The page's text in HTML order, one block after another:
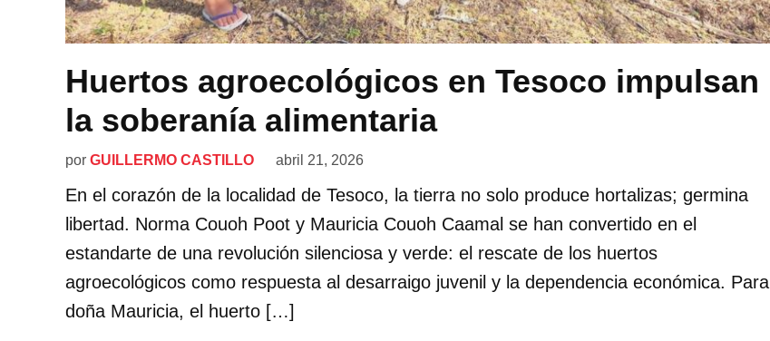
Huertos agroecológicos en Tesoco impulsan
la soberanía alimentaria
por GUILLERMO CASTILLO abril 21, 2026
En el corazón de la localidad de Tesoco, la tierra no solo produce hortalizas; germina
libertad. Norma Couoh Poot y Mauricia Couoh Caamal se han convertido en el
estandarte de una revolución silenciosa y verde: el rescate de los huertos
agroecológicos como respuesta al desarraigo juvenil y la dependencia económica. Para
doña Mauricia, el huerto […]